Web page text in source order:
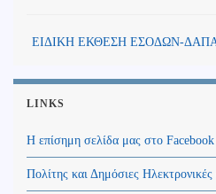
ΕΙΔΙΚΗ ΕΚΘΕΣΗ ΕΣΟΔΩΝ-
LINKS
Η επίσημη σελίδα μας στο
Πολίτης και Δημόσιες Ηλεκτρονικές